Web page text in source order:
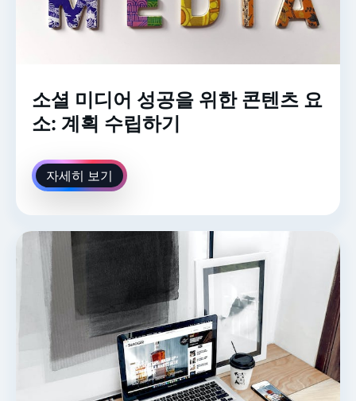
소셜 미디어 성공을 위한 콘텐츠 요
소: 계획 수립하기
자세히 보기